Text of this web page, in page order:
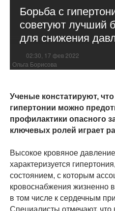
Борьба с
советуют лучший
для снижения
02:30, 17 фев 2022
Ольга Борисова
Ученые констатируют, что
гипертонии можно
профилактики опасного
ключевых ролей играет
Высокое кровяное
характеризуется
состоянием, с которым
кровоснабжения жизненно
в том числе к сердечным